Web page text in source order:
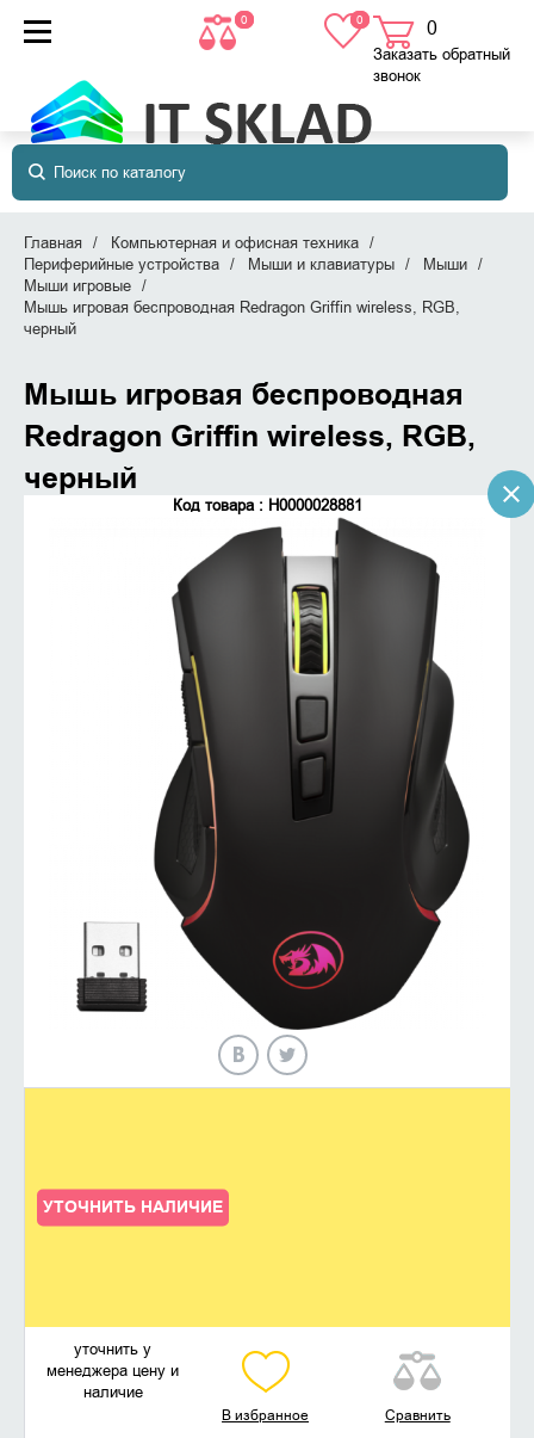
0 0 0
в корзине
Заказать обратный
звонок
Главная
Компьютерная и офисная техника
Периферийные устройства
Мыши и клавиатуры
Мыши
Мыши игровые
Мышь игровая беспроводная Redragon Griffin wireless, RGB,
черный
Мышь игровая беспроводная
Redragon Griffin wireless, RGB,
черный
Код товара : Н0000028881
УТОЧНИТЬ НАЛИЧИЕ
уточнить у
менеджера цену и
наличие
В избранное Сравнить